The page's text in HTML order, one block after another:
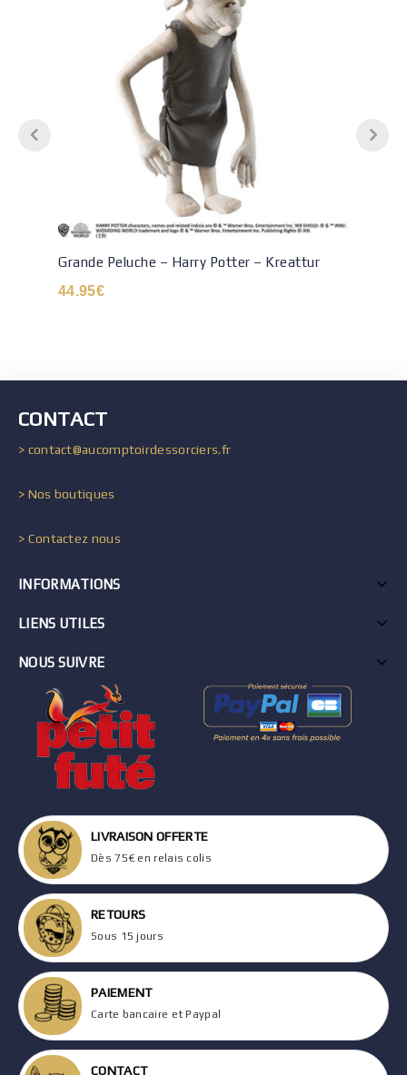
Grande Peluche – Harry Potter – Kreattur
44.95€
CONTACT
> contact@aucomptoirdessorciers.fr
> Nos boutiques
> Contactez nous
INFORMATIONS
LIENS UTILES
NOUS SUIVRE
LIVRAISON OFFERTE
Dès 75€ en relais colis
RETOURS
Sous 15 jours
PAIEMENT
Carte bancaire et Paypal
CONTACT